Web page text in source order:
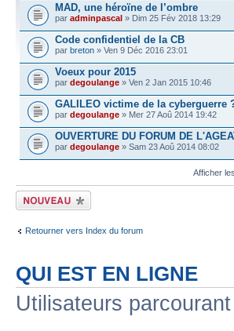
MAD, une héroïne de l’ombre
par adminpascal » Dim 25 Fév 2018 13:29
Code confidentiel de la CB
par breton » Ven 9 Déc 2016 23:01
Voeux pour 2015
par degoulange » Ven 2 Jan 2015 10:46
GALILEO victime de la cyberguerre
par degoulange » Mer 27 Aoû 2014 19:42
OUVERTURE DU FORUM DE
par degoulange » Sam 23 Aoû 2014 08:02
Afficher
Écrire un nouveau
sujet
Retourner vers Index du forum
QUI EST EN LIGNE
Utilisateurs